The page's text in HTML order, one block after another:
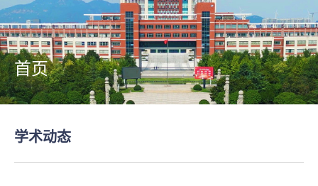
首页
学术动态